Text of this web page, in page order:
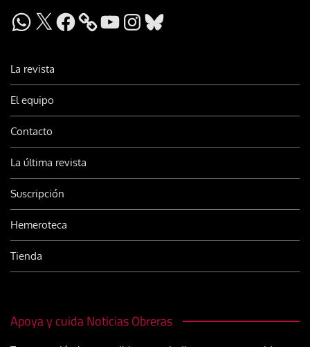
WhatsApp
X Facebook YouTubeInstagram
Bluesky
La revista
El equipo
Contacto
La última revista
Suscripción
Hemeroteca
Tienda
Apoya y cuida Noticias Obreras